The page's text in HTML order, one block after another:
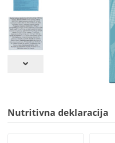
Nutritivna deklaracija